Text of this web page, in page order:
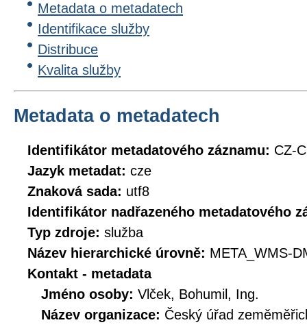
Metadata o metadatech
Identifikace služby
Distribuce
Kvalita služby
Metadata o metadatech
Identifikátor metadatového záznamu: CZ-
Jazyk metadat: cze
Znaková sada: utf8
Identifikátor nadřazeného metadatového
Typ zdroje: služba
Název hierarchické úrovně: META_WMS-
Kontakt - metadata
Jméno osoby: Vlček, Bohumil, Ing.
Název organizace: Český úřad